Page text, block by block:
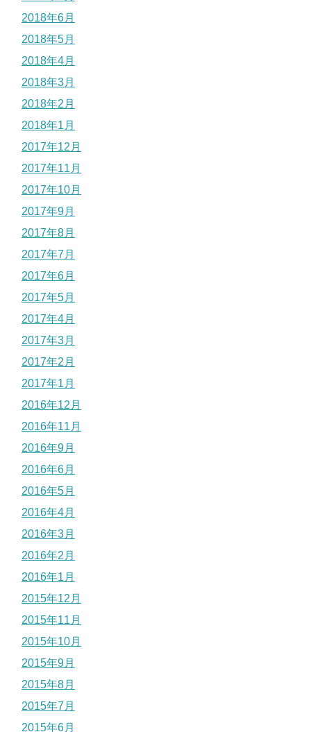
2018年6月
2018年5月
2018年4月
2018年3月
2018年2月
2018年1月
2017年12月
2017年11月
2017年10月
2017年9月
2017年8月
2017年7月
2017年6月
2017年5月
2017年4月
2017年3月
2017年2月
2017年1月
2016年12月
2016年11月
2016年9月
2016年6月
2016年5月
2016年4月
2016年3月
2016年2月
2016年1月
2015年12月
2015年11月
2015年10月
2015年9月
2015年8月
2015年7月
2015年6月